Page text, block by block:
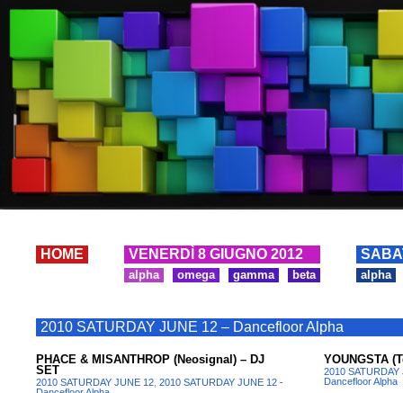
HOME VENERDÌ 8 GIUGNO 2012
alpha omega gamma beta alpha
2010 SATURDAY JUNE 12 – Dancefloor Alpha
PHACE & MISANTHROP (Neosignal) – DJ
SET
2010 SATURDAY JUNE 12 2010 SATURDAY JUNE 12 -
YOUNGSTA
2010 SATURDAY
Dancefloor Alpha